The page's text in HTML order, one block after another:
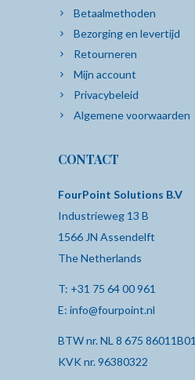
Betaalmethoden
Bezorging en levertijd
Retourneren
Mijn account
Privacybeleid
Algemene voorwaarden
CONTACT
FourPoint Solutions B.V
Industrieweg 13 B
1566 JN Assendelft
The Netherlands
T: +31 75 64 00 961
E: info@fourpoint.nl
BTW nr. NL 8 675 86011B01
KVK nr. 96380322